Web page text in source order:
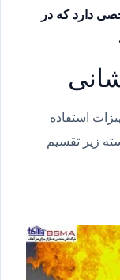
دارد که در
استفاده
زیر تقسیم